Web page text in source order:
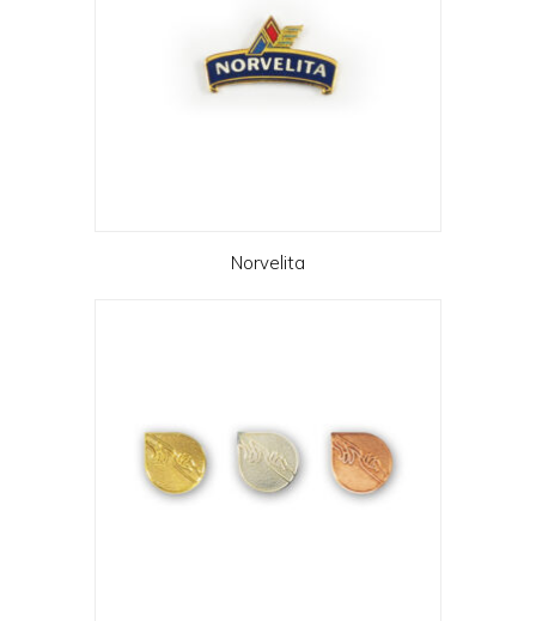
Norvelita